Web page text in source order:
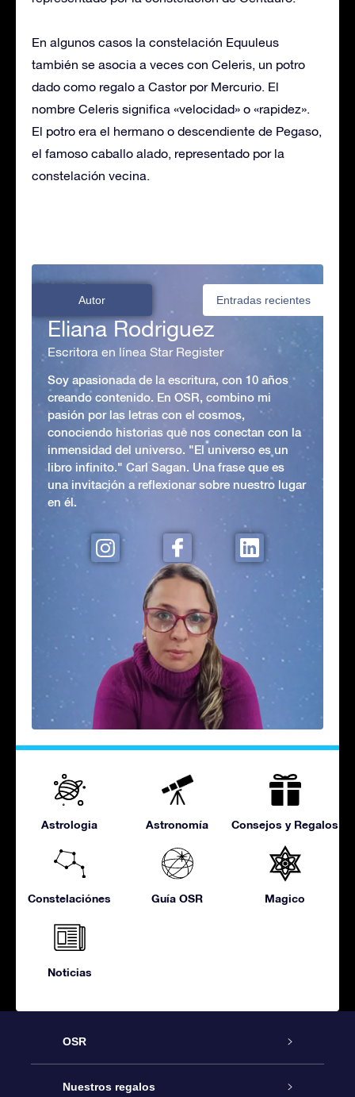
En algunos casos la constelación Equuleus
también se asocia a veces con Celeris, un potro
dado como regalo a Castor por Mercurio. El
nombre Celeris significa «velocidad» o «rapidez».
El potro era el hermano o descendiente de Pegaso,
el famoso caballo alado, representado por la
constelación vecina.
Autor Entradas recientes
Eliana Rodriguez
Escritora en línea Star Register
Soy apasionada de la escritura, con 10 años
creando contenido. En OSR, combino mi
pasión por las letras con el cosmos,
conociendo historias que nos conectan con la
inmensidad del universo. "El universo es un
libro infinito." Carl Sagan. Una frase que es
una invitación a reflexionar sobre nuestro lugar
en él.
Astrologia Astronomía Consejos y Regalos
Constelaciónes Guía OSR Magico
Noticias
OSR
Atención
Nuestros regalos